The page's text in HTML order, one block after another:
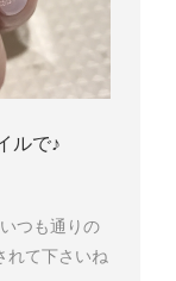
ルで♪
つも通りの
れて下さいね